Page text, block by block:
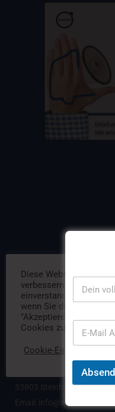
STEINHAGEN
33803 Steinhagen
Email: info@wesle-kfz.de
Diese Website
verbessern. Wir gehen
einverstanden sind,
wenn Sie dies
"Akzeptieren" stimmen
Cookies zu.
Cookie-Einstellungen